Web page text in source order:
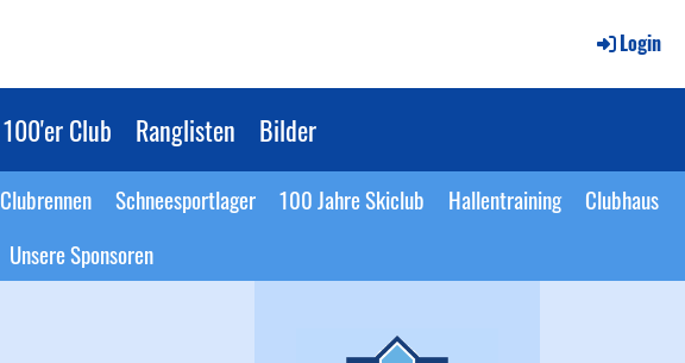
Login
100'er Club Ranglisten Bilder
Clubrennen Schneesportlager 100 Jahre Skiclub Hallentraining
Clubhaus
Unsere Sponsoren